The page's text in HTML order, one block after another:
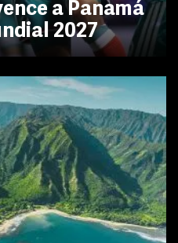
a Panamá
2027